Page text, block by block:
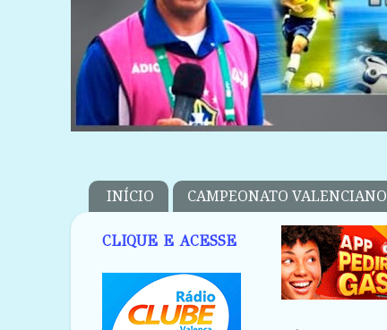
INÍCIO CAMPEONATO VALENCIANO
CLIQUE E ACESSE